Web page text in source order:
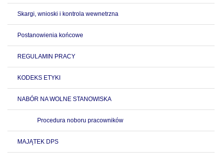
Skargi, wnioski i kontrola wewnetrzna
Postanowienia końcowe
REGULAMIN PRACY
KODEKS ETYKI
NABÓR NA WOLNE STANOWISKA
Procedura noboru pracowników
MAJĄTEK DPS